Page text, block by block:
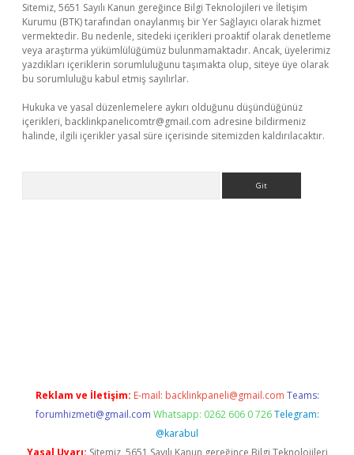
Sitemiz, 5651 Sayılı Kanun gereğince Bilgi Teknolojileri ve İletişim
Kurumu (BTK) tarafından onaylanmış bir Yer Sağlayıcı olarak hizmet
vermektedir. Bu nedenle, sitedeki içerikleri proaktif olarak denetleme
veya araştırma yükümlülüğümüz bulunmamaktadır. Ancak, üyelerimiz
yazdıkları içeriklerin sorumluluğunu taşımakta olup, siteye üye olarak
bu sorumluluğu kabul etmiş sayılırlar.
Hukuka ve yasal düzenlemelere aykırı olduğunu düşündüğünüz
içerikleri, backlinkpanelicomtr@gmail.com adresine bildirmeniz
halinde, ilgili içerikler yasal süre içerisinde sitemizden kaldırılacaktır.
Reklam ve İletişim: E-mail: backlinkpaneli@gmail.com Teams:
forumhizmeti@gmail.com Whatsapp: 0262 606 0 726 Telegram:
@karabul
Yasal Uyarı: Sitemiz, 5651 Sayılı Kanun gereğince Bilgi Teknolojileri